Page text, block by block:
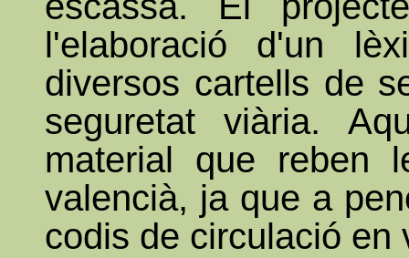
l'elaboració d'un
diversos cartells de
seguretat viària.
material que reben
valencià, ja que a
codis de circulació en